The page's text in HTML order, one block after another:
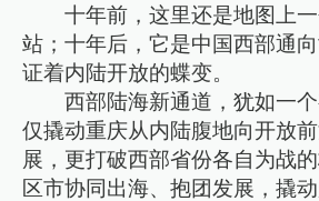
十年前，这里还是地图上
站；十年后，它是中国西部通
证着内陆开放的蝶变。
西部陆海新通道，犹如一
仅撬动重庆从内陆腹地向开放
展，更打破西部省份各自为战
区市协同出海、抱团发展，撬